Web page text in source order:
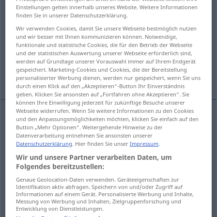
Übersicht aller Übersetzungen
(Für mehr Details die Übersetzung anklicken/antippen)
to lie to... to lie to sb’s face...
to tell each other lies...
Beispiele
jemanden anlügen
jemandenfrech(odunverschämt) anlügen
tolieto sb’s face, totellsb abarefaced lie
Einstellungen gelten innerhalb unseres Website. Weitere Informationen
finden Sie in unserer Datenschutzerklärung.
Wir verwenden Cookies, damit Sie unsere Webseite bestmöglich nutzen
und wir besser mit Ihnen kommunizieren können. Notwendige,
funktionale und statistische Cookies, die für den Betrieb der Webseite
und der statistischen Auswertung unserer Webseite erforderlich sind,
werden auf Grundlage unserer Vorauswahl immer auf Ihrem Endgerät
gespeichert. Marketing-Cookies und Cookies, die der Bereitstellung
personalisierter Werbung dienen, werden nur gespeichert, wenn Sie uns
durch einen Klick auf den „Akzeptieren“-Button Ihr Einverständnis
geben. Klicken Sie ansonsten auf „Fortfahren ohne Akzeptieren“. Sie
können Ihre Einwilligung jederzeit für zukünftige Besuche unserer
Webseite widerrufen. Wenn Sie weitere Informationen zu den Cookies
und den Anpassungsmöglichkeiten möchten, klicken Sie einfach auf den
Button „Mehr Optionen“. Weitergehende Hinweise zu der
Datenverarbeitung entnehmen Sie ansonsten unserer
Datenschutzerklärung. Hier finden Sie unserImpressum.
Wir und unsere Partner verarbeiten Daten, um
Folgendes bereitzustellen:
Genaue Geolocation-Daten verwenden. Geräteeigenschaften zur
Identifikation aktiv abfragen. Speichern von und/oder Zugriff auf
Informationen auf einem Gerät. Personalisierte Werbung und Inhalte,
Messung von Werbung und Inhalten, Zielgruppenforschung und
Entwicklung von Dienstleistungen.